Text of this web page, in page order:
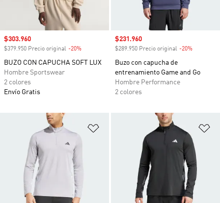
Precio de venta
$303.960
$379.950 Precio original -20%
BUZO CON CAPUCHA SOFT LUX
Hombre Sportswear
2 colores
Envío Gratis
Precio de venta
$231.960
$289.950 Precio original -20%
Buzo con capucha de
entrenamiento Game and Go
Hombre Performance
2 colores
Añadir a la lista de deseos